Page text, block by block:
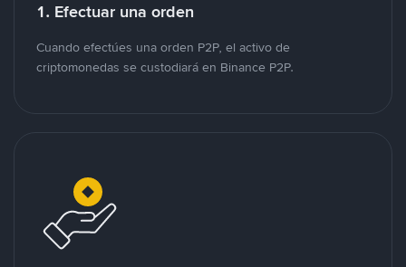
1. Efectuar una orden
Cuando efectúes una orden P2P, el activo de
criptomonedas se custodiará en Binance P2P.